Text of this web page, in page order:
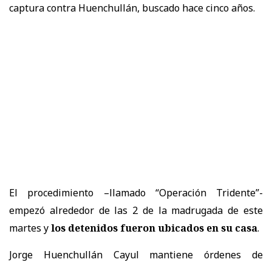
captura contra Huenchullán, buscado hace cinco años.
El procedimiento –llamado “Operación Tridente”-
empezó alrededor de las 2 de la madrugada de este
martes ylos detenidos fueron ubicados en su casa.
Jorge Huenchullán Cayul mantiene órdenes de